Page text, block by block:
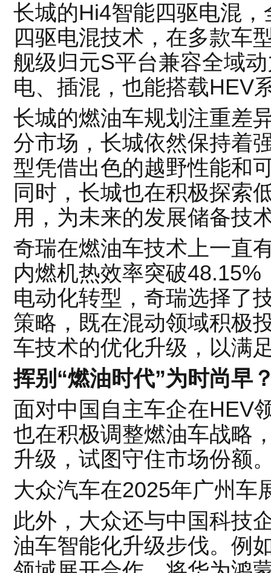
长城的Hi4智能四驱电混
四驱电混技术，在多款车
舰级归元S平台兼容全域
电、插混，也能搭载HEV
长城的燃油车规划注重差
分市场，长城依然保持着
型凭借出色的越野性能和
同时，长城也在积极探索
用，为未来的发展储备技
奇瑞在燃油车技术上一直
内燃机热效率突破
电动化转型，奇瑞选择了
策略，既在混动领域积极
车技术的优化升级，以满
挥别“燃油时代”为时尚早
面对中国自主车企在HEV
也在积极调整燃油车战略
升级，试图守住市场份额
大众汽车在2025年广州车
此外，大众还与中国科技
油车智能化升级步伐。例